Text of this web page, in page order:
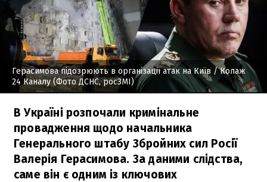
Герасимова підозрюють в організації атак на Київ / Колаж
24 Каналу (Фото ДСНС, росЗМІ)
В Україні розпочали кримінальне
провадження щодо начальника
Генерального штабу Збройних сил Росії
Валерія Герасимова. За даними слідства,
саме він є одним із ключових